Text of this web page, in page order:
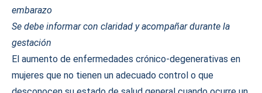
embarazo
Se debe informar con claridad y acompañar durante la
gestación
El aumento de enfermedades crónico-degenerativas en
mujeres que no tienen un adecuado control o que